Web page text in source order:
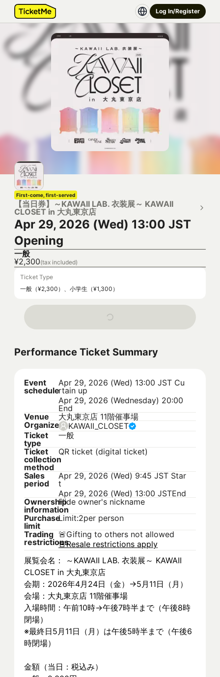
Log In/Register
First-come, first-served
【当日券】～KAWAII LAB. 衣装展～ KAWAII
CLOSET in 大丸東京店
Apr 29, 2026 (Wed) 13:00 JST
Opening
一般
¥2,300(tax included)
Ticket Type
一般（¥2,300）、小学生（¥1,300）
Performance Ticket Summary
Event
schedule
Apr 29, 2026 (Wed) 13:00 JST Cu
rtain up
Apr 29, 2026 (Wednesday) 20:00
End
Venue
大丸東京店 11階催事場
Organizer KAWAII_CLOSET
Ticket
type
一般
Ticket
collection
method
QR ticket (digital ticket)
Sales
period
Apr 29, 2026 (Wed) 9:45 JST Star
t
Apr 29, 2026 (Wed) 13:00 JSTEnd
Ownership
information
Hide owner's nickname
Purchase
limit
Limit:2per person
Trading
restrictions
🚨Gifting to others not allowed
🚨Resale restrictions apply
展覧会名： ～KAWAII LAB. 衣装展～ KAWAII
CLOSET in 大丸東京店
会期：2026年4月24日（金）→5月11日（月）
会場：大丸東京店 11階催事場
入場時間：午前10時→午後7時半まで（午後8時
閉場）
※最終日5月11日（月）は午後5時半まで（午後6
時閉場）
金額（当日：税込み）